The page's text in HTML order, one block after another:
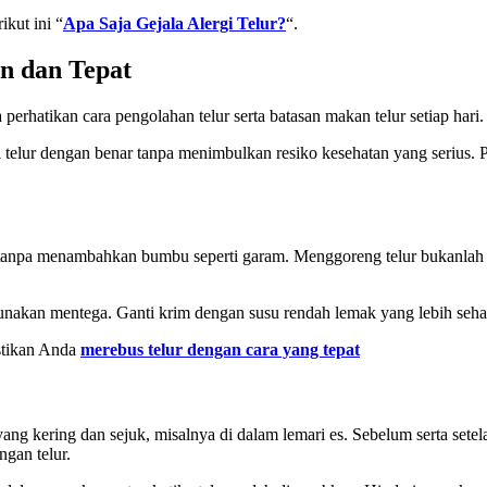
ini “Apa Saja Gejala Alergi Telur?“.
dan Tepat
cara pengolahan telur serta batasan makan telur setiap hari.
dengan benar tanpa menimbulkan resiko kesehatan yang
menambahkan bumbu seperti garam. Menggoreng telur
mentega. Ganti krim dengan susu rendah lemak yang lebih
Anda merebus telur dengan cara yang tepat
kering dan sejuk, misalnya di dalam lemari es. Sebelum serta
telur.